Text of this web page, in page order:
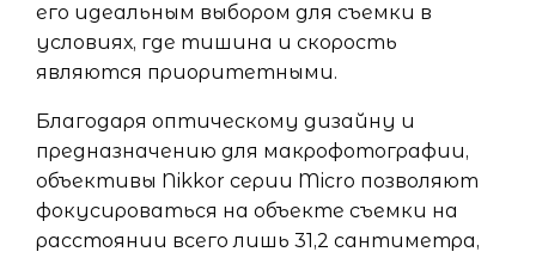
его идеальным выбором для съемки в
условиях, где тишина и скорость
являются приоритетными.
Благодаря оптическому дизайну и
предназначению для макрофотографии,
объективы Nikkor серии Micro позволяют
фокусироваться на объекте съемки на
расстоянии всего лишь 31,2 сантиметра,